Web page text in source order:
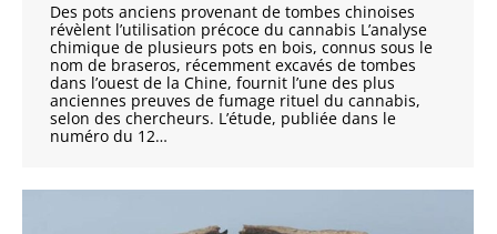
Des pots anciens provenant de tombes chinoises
révèlent l’utilisation précoce du cannabis L’analyse
chimique de plusieurs pots en bois, connus sous le
nom de braseros, récemment excavés de tombes
dans l’ouest de la Chine, fournit l’une des plus
anciennes preuves de fumage rituel du cannabis,
selon des chercheurs. L’étude, publiée dans le
numéro du 12…